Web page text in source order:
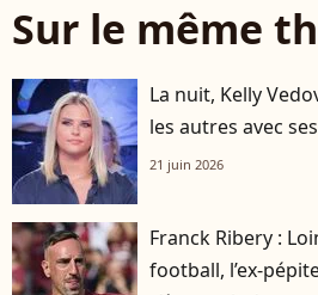
Sur le même
La nuit, Kelly
les autres avec
21 juin 2026
Franck Ribery :
football, l’ex-